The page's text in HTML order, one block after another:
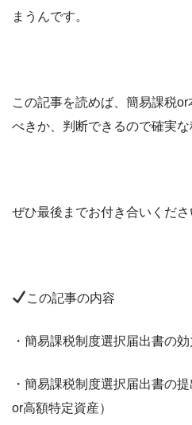
まうんです。
この記事を読めば、簡易課税
べきか、判断できるので確実な
ぜひ最後までお付き合いくださ
この記事の内容
・簡易課税制度選択届出書の
・簡易課税制度選択届出書の
or高額特定資産）